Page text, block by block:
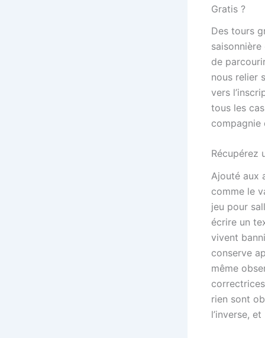
Gratis ?
Des tours
de
nous relier
vers
tous les
compagnie
Récupérez
Ajouté aux
comme le
jeu pour
écrire un
vivent
conserve
même
rien sont
l’inverse,